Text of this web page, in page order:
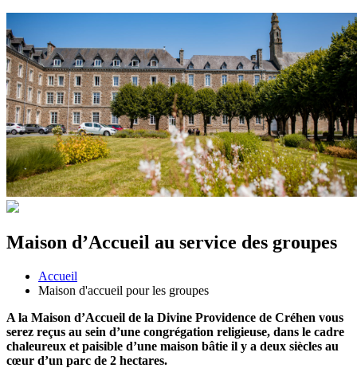
Maison d’Accueil au service des groupes
Accueil
Maison d'accueil pour les groupes
A la Maison d’Accueil de la Divine Providence de Créhen vous
serez reçus au sein d’une congrégation religieuse, dans le cadre
chaleureux et paisible d’une maison bâtie il y a deux siècles au
cœur d’un parc de 2 hectares.